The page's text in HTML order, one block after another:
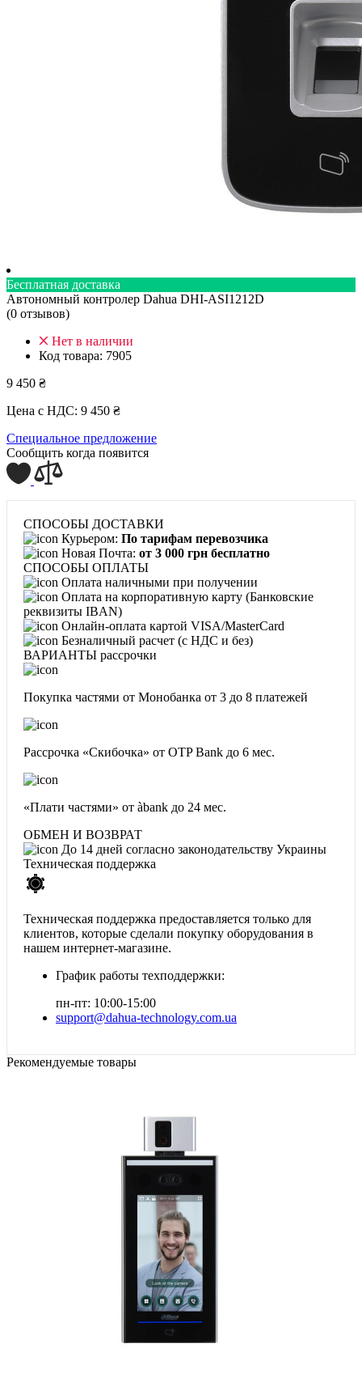
Бесплатная доставка
Автономный контролер Dahua DHI-ASI1212D
(0 отзывов)
Нет в наличии
Код товара: 7905
9 450 ₴
Цена с НДС: 9 450 ₴
Специальное предложение
Сообщить когда появится
СПОСОБЫ ДОСТАВКИ
Курьером: По тарифам перевозчика
Новая Почта: от 3 000 грн бесплатно
СПОСОБЫ ОПЛАТЫ
Оплата наличными при получении
Оплата на корпоративную карту (Банковские
реквизиты IBAN)
Онлайн-оплата картой VISA/MasterCard
Безналичный расчет (с НДС и без)
ВАРИАНТЫ рассрочки
Покупка частями от Монобанка от 3 до 8 платежей
Рассрочка «Скибочка» от OTP Bank до 6 мес.
«Плати частями» от àbank до 24 мес.
ОБМЕН И ВОЗВРАТ
До 14 дней согласно законодательству Украины
Техническая поддержка
Техническая поддержка предоставляется только для
клиентов, которые сделали покупку оборудования в
нашем интернет-магазине.
График работы техподдержки:
пн-пт: 10:00-15:00
support@dahua-technology.com.ua
Рекомендуемые товары